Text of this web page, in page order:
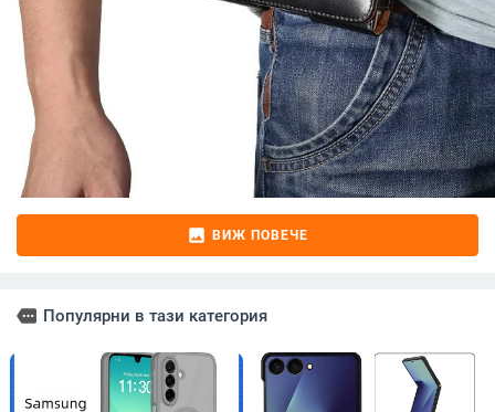
image ВИЖ ПОВЕЧЕ
more Популярни в тази категория